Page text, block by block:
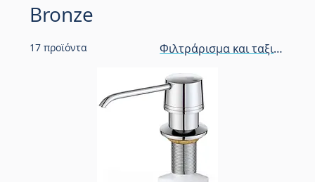
Bronze
17 προϊόντα Φιλτράρισμα και ταξινόμηση